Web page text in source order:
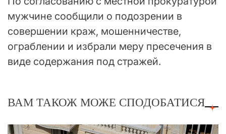
мужчине сообщили о подозрении в
совершении краж, мошенничестве,
ограблении и избрали меру пресечения в
виде содержания под стражей.
ВАМ ТАКОЖ МОЖЕ СПОДОБАТИСЯ